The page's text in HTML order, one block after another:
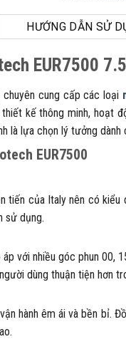
HƯỚNG DẪN SỬ
EUR7500
cung cấp các loại
kế thông minh, hoạt
là lựa chọn lý tưởng dành
EUR7500
của Italy nên có
sử dụng.
với nhiều góc phun
dùng thuận tiện hơn
hành êm ái và bền bỉ.